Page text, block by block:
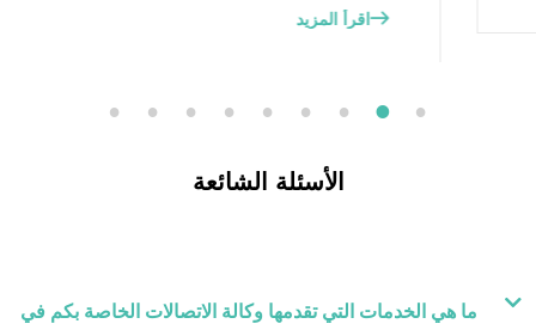
1
2
3
4
5
6
7
8
9
الأسئلة الشائعة
ما هي الخدمات التي تقدمها وكالة الاتصالات الخاصة بكم في